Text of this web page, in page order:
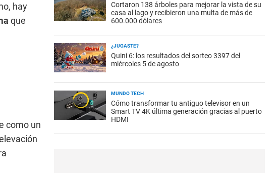
hay
que
como un
Cortaron 138 árboles para mejorar la vista de su
casa al lago y recibieron una multa de más de
600.000 dólares
¿JUGASTE?
Quini 6: los resultados del sorteo 3397 del
miércoles 5 de agosto
MUNDO TECH
Cómo transformar tu antiguo televisor en un
Smart TV 4K última generación gracias al puerto
HDMI